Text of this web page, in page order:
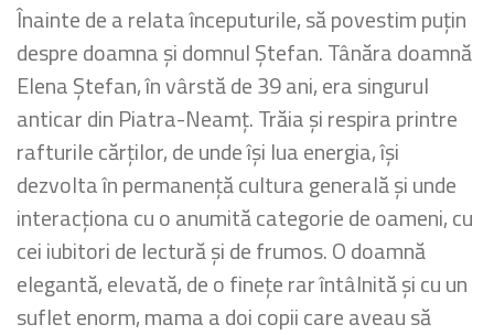
Înainte de a relata începuturile, să povestim puțin
despre doamna și domnul Ștefan. Tânăra doamnă
Elena Ștefan, în vârstă de 39 ani, era singurul
anticar din Piatra-Neamț. Trăia și respira printre
rafturile cărților, de unde își lua energia, își
dezvolta în permanență cultura generală și unde
interacționa cu o anumită categorie de oameni, cu
cei iubitori de lectură și de frumos. O doamnă
elegantă, elevată, de o finețe rar întâlnită și cu un
suflet enorm, mama a doi copii care aveau să